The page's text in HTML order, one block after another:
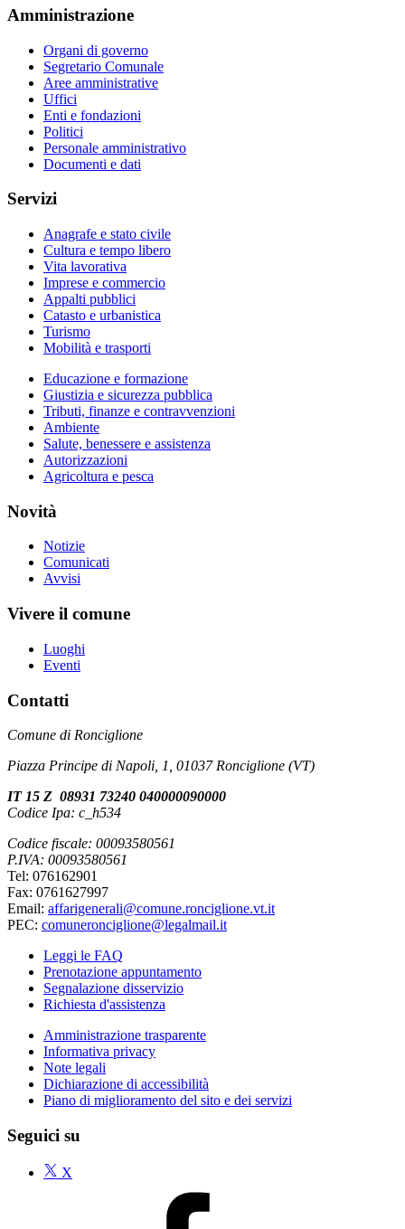
Amministrazione
Organi di governo
Segretario Comunale
Aree amministrative
Uffici
Enti e fondazioni
Politici
Personale amministrativo
Documenti e dati
Servizi
Anagrafe e stato civile
Cultura e tempo libero
Vita lavorativa
Imprese e commercio
Appalti pubblici
Catasto e urbanistica
Turismo
Mobilità e trasporti
Educazione e formazione
Giustizia e sicurezza pubblica
Tributi, finanze e contravvenzioni
Ambiente
Salute, benessere e assistenza
Autorizzazioni
Agricoltura e pesca
Novità
Notizie
Comunicati
Avvisi
Vivere il comune
Luoghi
Eventi
Contatti
Comune di Ronciglione
Piazza Principe di Napoli, 1, 01037 Ronciglione (VT)
IT 15 Z 08931 73240 040000090000
Codice Ipa: c_h534
Codice fiscale: 00093580561
P.IVA: 00093580561
Tel: 076162901
Fax: 0761627997
Email: affarigenerali@comune.ronciglione.vt.it
PEC: comuneronciglione@legalmail.it
Leggi le FAQ
Prenotazione appuntamento
Segnalazione disservizio
Richiesta d'assistenza
Amministrazione trasparente
Informativa privacy
Note legali
Dichiarazione di accessibilità
Piano di miglioramento del sito e dei servizi
Seguici su
X